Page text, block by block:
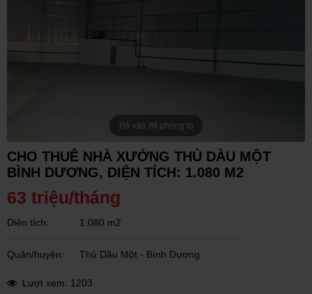
Rê vào để phóng to
CHO THUÊ NHÀ XƯỞNG THỦ DẦU MỘT
BÌNH DƯƠNG, DIỆN TÍCH: 1.080 M2
63 triệu/tháng
Diện tích: 1.080 m2
Quận/huyện: Thủ Dầu Một - Bình Dương
Lượt xem: 1203